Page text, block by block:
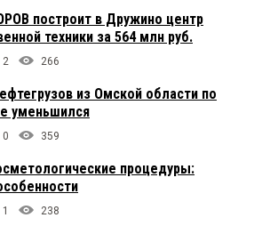
построит в Дружино центр
техники за 564 млн руб.
2 266
из Омской области по
уменьшился
0 359
процедуры:
1 238